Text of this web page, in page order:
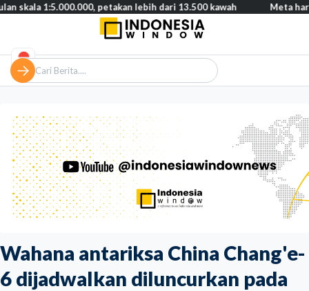
Wahana antariksa China Chang'e-
6 dijadwalkan diluncurkan pada
petakan lebih dari 13.500 kawah Meta harus